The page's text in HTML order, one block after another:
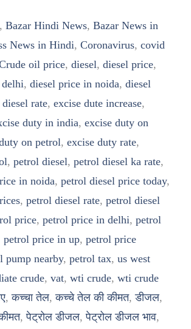
Bazar Hindi News, Bazar News in
News in Hindi, Coronavirus, covid
oil price, diesel, diesel price,
, diesel price in noida, diesel
diesel rate, excise dute increase,
duty in india, excise duty on
on petrol, excise duty rate,
, petrol diesel, petrol diesel ka rate,
in noida, petrol diesel price today,
, petrol diesel rate, petrol diesel
price, petrol price in delhi, petrol
petrol price in up, petrol price
pump nearby, petrol tax, us west
crude, vat, wti crude, wti crude
,कच्चा तेल,कच्चे तेल की कीमत,डीजल,
,पेट्रोल डीजल,पेट्रोल डीजल भाव,